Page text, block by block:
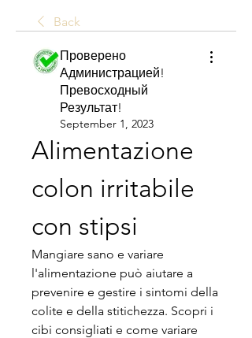
Back
Проверено
Администрацией!
Превосходный
Результат!
September 1, 2023
Alimentazione
colon irritabile
con stipsi
Mangiare sano e variare
l'alimentazione può aiutare a
prevenire e gestire i sintomi della
colite e della stitichezza. Scopri i
cibi consigliati e come variare